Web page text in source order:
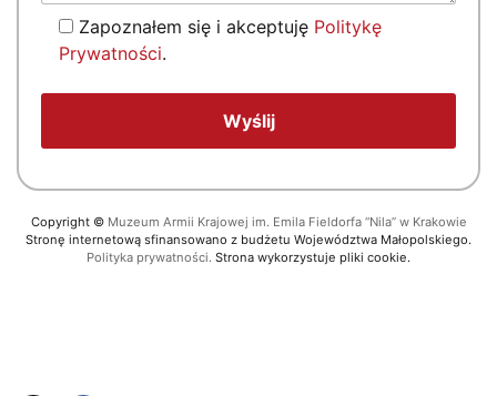
Zapoznałem się i akceptuję Politykę
Prywatności.
Copyright © Muzeum Armii Krajowej im. Emila Fieldorfa “Nila” w Krakowie
Stronę internetową sfinansowano z budżetu Województwa Małopolskiego.
Polityka prywatności. Strona wykorzystuje pliki cookie.